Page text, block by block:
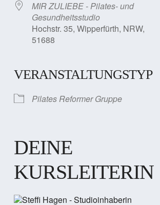
MIR ZULIEBE - Pilates- und
Gesundheitsstudio
Hochstr. 35, Wipperfürth, NRW,
51688
VERANSTALTUNGSTYP
Pilates Reformer Gruppe
DEINE
KURSLEITERIN